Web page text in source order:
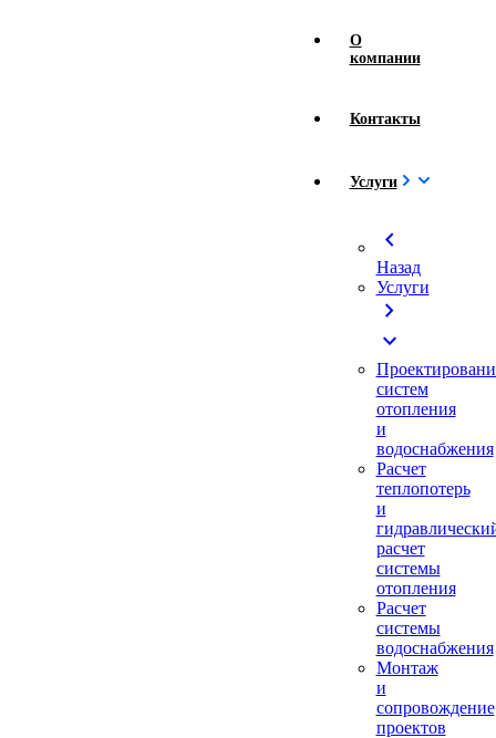
О
компании
Контакты
Услуги
chevron_left
Назад
Услуги
chevron_right
expand_more
систем
отопления
и
водоснабжения
Расчет
теплопотерь
и
расчет
системы
отопления
Расчет
системы
водоснабжения
Монтаж
и
сопровождение
проектов